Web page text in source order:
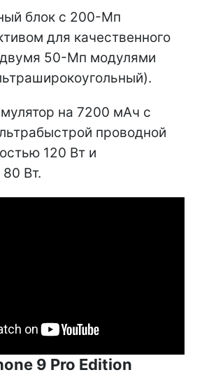
блок с 200-Мп
для качественного
50-Мп модулями
на 7200 мАч с
проводной
120 Вт и
Вт.
9 Pro Edition